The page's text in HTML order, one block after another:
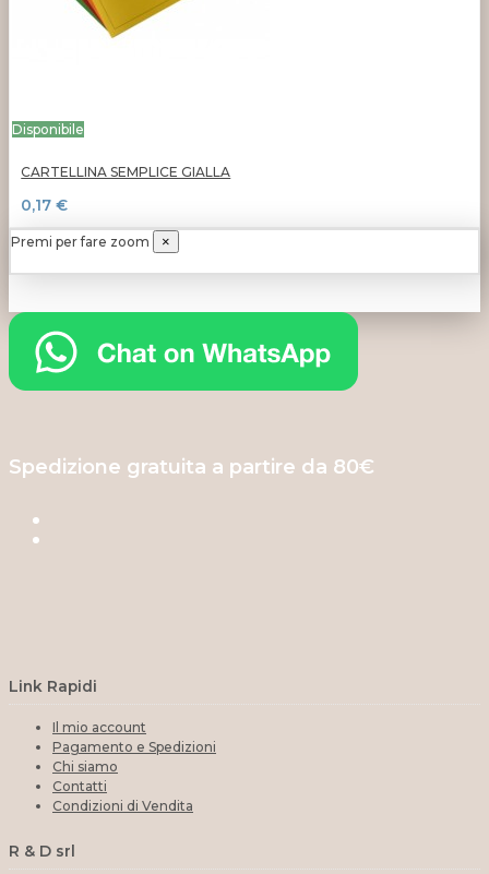
Disponibile
CARTELLINA SEMPLICE GIALLA
0,17 €
Premi per fare zoom ×
Spedizione gratuita a partire da 80€
Link Rapidi
Il mio account
Pagamento e Spedizioni
Chi siamo
Contatti
Condizioni di Vendita
R & D srl